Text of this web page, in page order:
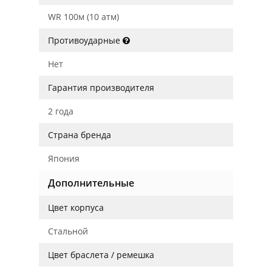
WR 100м (10 атм)
Противоударные
Нет
Гарантия производителя
2 года
Страна бренда
Япония
Дополнительные
Цвет корпуса
Стальной
Цвет браслета / ремешка